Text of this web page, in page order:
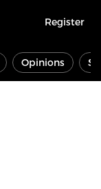
Register
Opinions